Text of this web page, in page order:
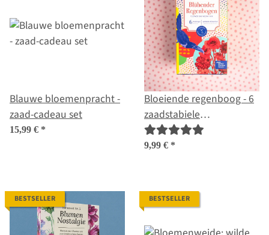
Blauwe bloemenpracht -
zaad-cadeau set
15,99 € *
Bloeiende regenboog - 6
zaadstabiele
bloemenmixen -
spectaculair & kleurrijk -
9,99 € *
BESTSELLER BESTSELLER